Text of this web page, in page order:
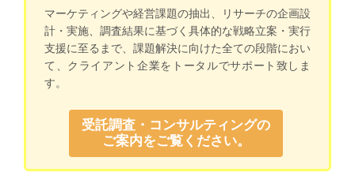
マーケティングや経営課題の抽出、リサーチの企画設
計・実施、調査結果に基づく具体的な戦略立案・実行
支援に至るまで、課題解決に向けた全ての段階におい
て、クライアント企業をトータルでサポート致しま
す。
受託調査・コンサルティングの
ご案内をご覧ください。